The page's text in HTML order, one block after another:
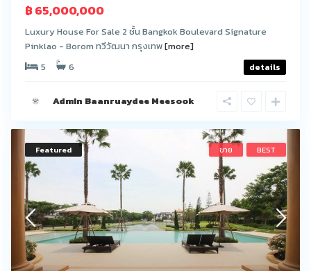
฿ 65,000,000
Luxury House For Sale 2 ชั้น Bangkok Boulevard Signature
Pinklao - Borom ทวีวัฒนา กรุงเทพ[more]
5
6 details
Admin Baanruaydee Meesook
Featured ขาย BEST